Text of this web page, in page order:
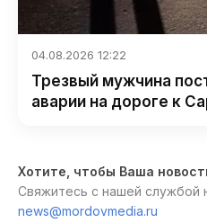
04.08.2026 12:22
Трезвый мужчина
аварии на дороге к
Хотите, чтобы Ваша
Свяжитесь с нашей службой
news@mordovmedia.ru